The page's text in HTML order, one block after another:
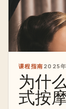
课程指南 2025
为什
式按